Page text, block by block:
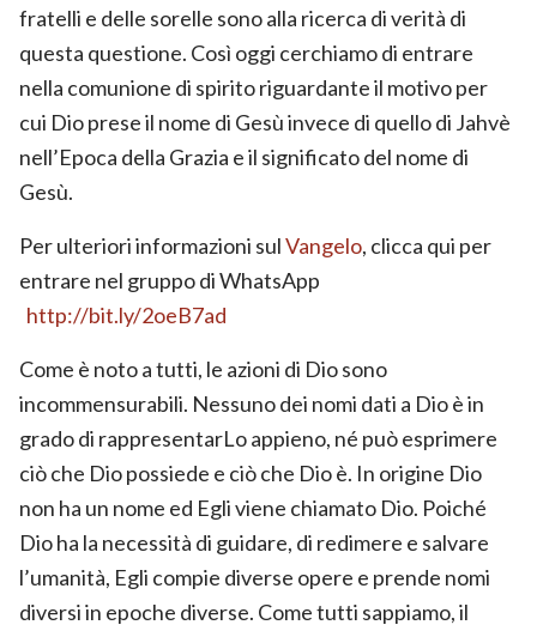
fratelli e delle sorelle sono alla ricerca di verità di
questa questione. Così oggi cerchiamo di entrare
nella comunione di spirito riguardante il motivo per
cui Dio prese il nome di Gesù invece di quello di Jahvè
nell’Epoca della Grazia e il significato del nome di
Gesù.
Per ulteriori informazioni sulVangelo, clicca qui per
entrare nel gruppo di WhatsApp
http://bit.ly/2oeB7ad
Come è noto a tutti, le azioni di Dio sono
incommensurabili. Nessuno dei nomi dati a Dio è in
grado di rappresentarLo appieno, né può esprimere
ciò che Dio possiede e ciò che Dio è. In origine Dio
non ha un nome ed Egli viene chiamato Dio. Poiché
Dio ha la necessità di guidare, di redimere e salvare
l’umanità, Egli compie diverse opere e prende nomi
diversi in epoche diverse. Come tutti sappiamo, il